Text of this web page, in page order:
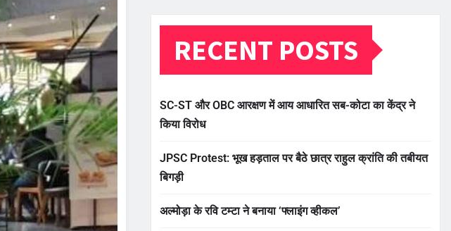
RECENT POSTS
SC-ST और OBC आरक्षण में आय आधारित सब-कोटा का केंद्र ने
किया विरोध
JPSC Protest: भूख हड़ताल पर बैठे छात्र राहुल क्रांति की तबीयत
बिगड़ी
अल्मोड़ा के रवि टम्टा ने बनाया ‘फ्लाइंग व्हीकल’